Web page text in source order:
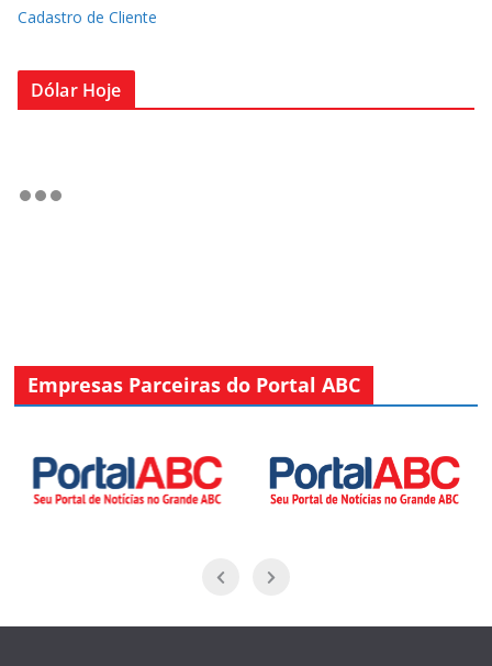
Cadastro de Cliente
Dólar Hoje
Empresas Parceiras do Portal ABC